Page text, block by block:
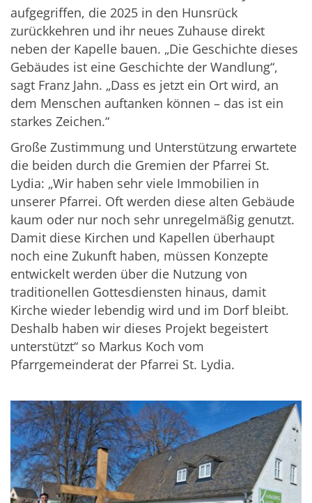
aufgegriffen, die 2025 in den Hunsrück
zurückkehren und ihr neues Zuhause direkt
neben der Kapelle bauen. „Die Geschichte dieses
Gebäudes ist eine Geschichte der Wandlung“,
sagt Franz Jahn. „Dass es jetzt ein Ort wird, an
dem Menschen auftanken können – das ist ein
starkes Zeichen.“
Große Zustimmung und Unterstützung erwartete
die beiden durch die Gremien der Pfarrei St.
Lydia: „Wir haben sehr viele Immobilien in
unserer Pfarrei. Oft werden diese alten Gebäude
kaum oder nur noch sehr unregelmäßig genutzt.
Damit diese Kirchen und Kapellen überhaupt
noch eine Zukunft haben, müssen Konzepte
entwickelt werden über die Nutzung von
traditionellen Gottesdiensten hinaus, damit
Kirche wieder lebendig wird und im Dorf bleibt.
Deshalb haben wir dieses Projekt begeistert
unterstützt“ so Markus Koch vom
Pfarrgemeinderat der Pfarrei St. Lydia.